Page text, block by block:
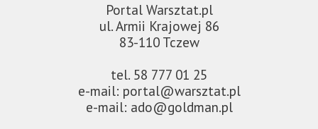
Portal Warsztat.pl
ul. Armii Krajowej 86
83-110 Tczew
tel. 58 777 01 25
e-mail: portal@warsztat.pl
e-mail: ado@goldman.pl